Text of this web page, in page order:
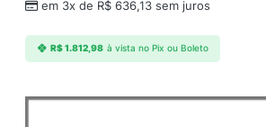
em 3x de R$ 636,13 sem juros
R$1.812,98 à vista no Pix ou Boleto